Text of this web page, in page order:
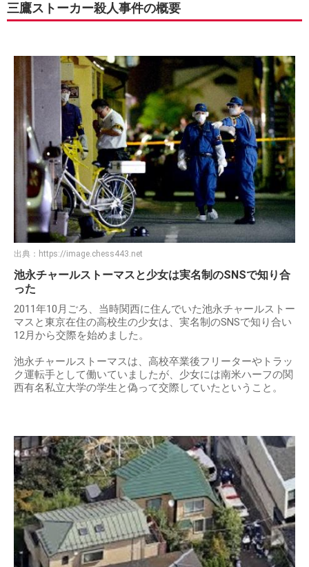
三鷹ストーカー殺人事件の概要
出典： https://image.chess443.net
池永チャールストーマスと少女は実名制のSNSで知り合
った
2011年10月ごろ、当時関西に住んでいた池永チャールストー
マスと東京在住の高校生の少女は、実名制のSNSで知り合い
12月から交際を始めました。
池永チャールストーマスは、高校卒業後フリーターやトラッ
ク運転手として働いていましたが、少女には南米ハーフの関
西有名私立大学の学生と偽って交際していたということ。